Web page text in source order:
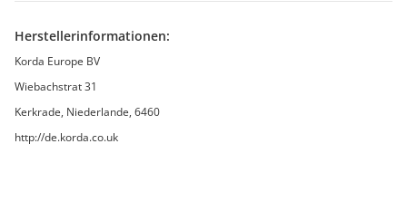
Herstellerinformationen:
Korda Europe BV
Wiebachstrat 31
Kerkrade, Niederlande, 6460
http://de.korda.co.uk